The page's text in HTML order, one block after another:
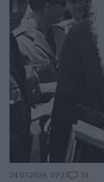
24.07.2026, 07:27 34